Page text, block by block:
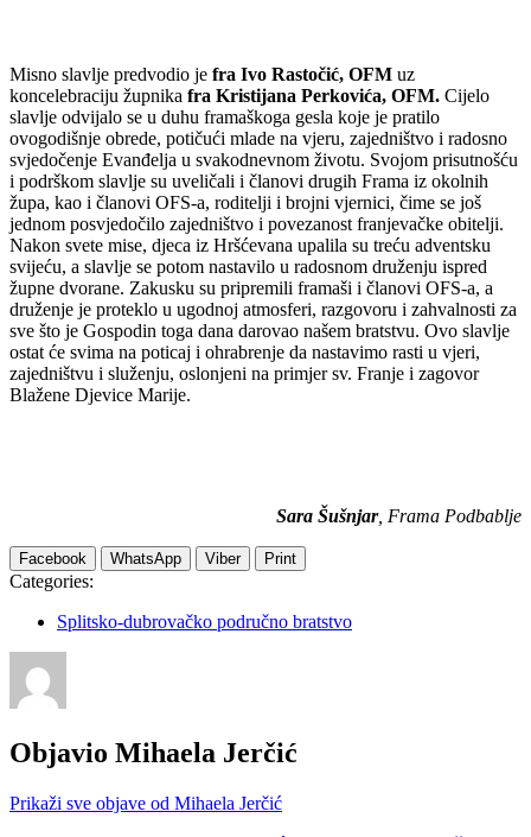
Misno slavlje predvodio je fra Ivo Rastočić, OFM uz
koncelebraciju župnika fra Kristijana Perkovića, OFM. Cijelo
slavlje odvijalo se u duhu framaškoga gesla koje je pratilo
ovogodišnje obrede, potičući mlade na vjeru, zajedništvo i radosno
svjedočenje Evanđelja u svakodnevnom životu. Svojom prisutnošću
i podrškom slavlje su uveličali i članovi drugih Frama iz okolnih
župa, kao i članovi OFS-a, roditelji i brojni vjernici, čime se još
jednom posvjedočilo zajedništvo i povezanost franjevačke obitelji.
Nakon svete mise, djeca iz Hršćevana upalila su treću adventsku
svijeću, a slavlje se potom nastavilo u radosnom druženju ispred
župne dvorane. Zakusku su pripremili framaši i članovi OFS-a, a
druženje je proteklo u ugodnoj atmosferi, razgovoru i zahvalnosti za
sve što je Gospodin toga dana darovao našem bratstvu. Ovo slavlje
ostat će svima na poticaj i ohrabrenje da nastavimo rasti u vjeri,
zajedništvu i služenju, oslonjeni na primjer sv. Franje i zagovor
Blažene Djevice Marije.
Sara Šušnjar, Frama Podbablje
Facebook WhatsApp Viber Print
Categories:
Splitsko-dubrovačko područno bratstvo
Objavio Mihaela Jerčić
Prikaži sve objave od Mihaela Jerčić